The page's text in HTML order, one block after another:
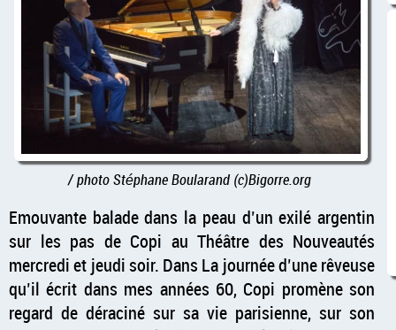
/ photo Stéphane Boularand (c)Bigorre.org
Emouvante balade dans la peau d’un exilé argentin
sur les pas de Copi au Théâtre des Nouveautés
mercredi et jeudi soir. Dans La journée d’une rêveuse
qu’il écrit dans mes années 60, Copi promène son
regard de déraciné sur sa vie parisienne, sur son